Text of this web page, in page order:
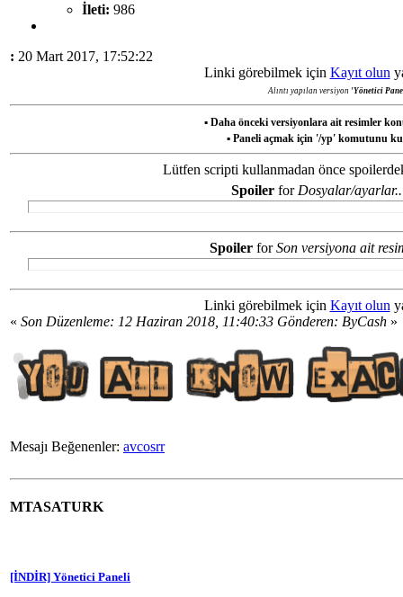
İleti: 986
: 20 Mart 2017, 17:52:22
Linki görebilmek için Kayıt olun
Alıntı yapılan versiyon 'Yönetici
▪ Daha önceki versiyonlara ait resimler
▪ Paneli açmak için '/yp' komutunu
Lütfen scripti kullanmadan önce
Spoiler for Dosyalar/ayarlar..
Spoiler forSon versiyona ait
Linki görebilmek için Kayıt olun
« Son Düzenleme: 12 Haziran 2018, 11:40:33 Gönderen: ByCash »
Mesajı Beğenenler: avcosrr
MTASATURK
[İNDİR] Yönetici Paneli